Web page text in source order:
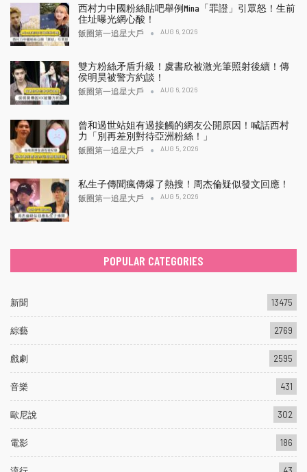
西村力中國粉絲貼吧舉例Mina「罪證」引眾怒！生前
住址曝光網心酸！
飯圈第一追星大戶 AUG 6, 2026
雙方粉絲矛盾升級！虞書欣被激光筆照射後續！傳
侯明昊被警方約談！
飯圈第一追星大戶 AUG 6, 2026
曾和過世站姐有過接觸的網友公開原因！喊話西村
力「別再差別對待亞洲粉絲！」
飯圈第一追星大戶 AUG 5, 2026
私生子傳聞瘋傳爆了熱搜！周杰倫疑似發文回應！
飯圈第一追星大戶 AUG 5, 2026
POPULAR CATEGORIES
新聞 13475
綜藝 2769
戲劇 2595
音樂 431
歐尼說 302
電影 186